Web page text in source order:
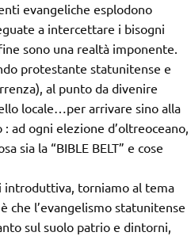
evangeliche esplodono
a intercettare i bisogni
sono una realtà imponente.
protestante statunitense e
al punto da divenire
locale…per arrivare sino alla
ad ogni elezione d’oltreoceano,
sia la “BIBLE BELT” e cose
introduttiva, torniamo al tema
che l’evangelismo statunitense
sul suolo patrio e dintorni,